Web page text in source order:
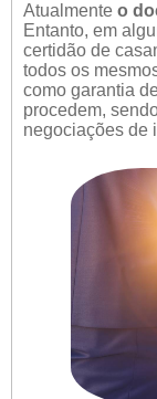
Atualmente o
Entanto, em
certidão de
todos os
como garantia
procedem,
negociações de